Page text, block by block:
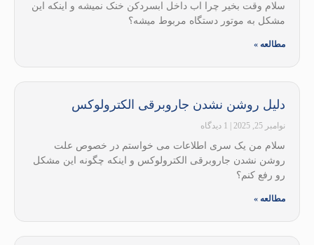
سلام وقت بخیر چرا اب داخل ابسردکن خنک نمیشه و اینکه این
مشکل به موتور دستگاه مربوط میشه؟
مطالعه »
دلیل روشن نشدن جاروبرقی الکترولوکس
نوامبر 25, 2025
سلام من یک سری اطلاعات می خواستم در خصوص علت
روشن نشدن جاروبرقی الکترولوکس و اینکه چگونه این مشکل
رو رفع کنم؟
مطالعه »